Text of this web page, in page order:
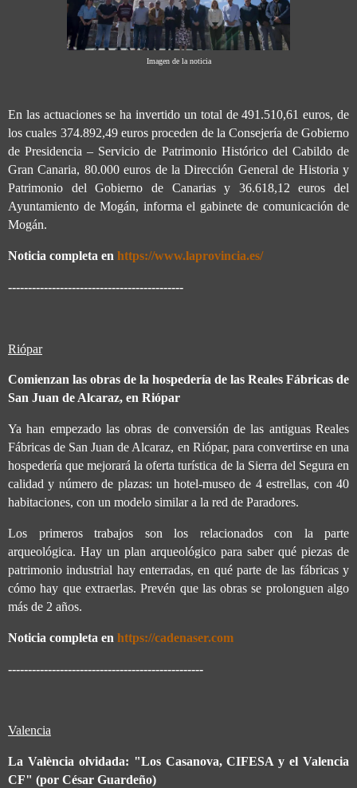
Imagen de la noticia
En las actuaciones se ha invertido un total de 491.510,61 euros, de
los cuales 374.892,49 euros proceden de la Consejería de Gobierno
de Presidencia – Servicio de Patrimonio Histórico del Cabildo de
Gran Canaria, 80.000 euros de la Dirección General de Historia y
Patrimonio del Gobierno de Canarias y 36.618,12 euros del
Ayuntamiento de Mogán, informa el gabinete de comunicación de
Mogán.
Noticia completa en https://www.laprovincia.es/
--------------------------------------------
Riópar
Comienzan las obras de la hospedería de las Reales Fábricas de
San Juan de Alcaraz, en Riópar
Ya han empezado las obras de conversión de las antiguas Reales
Fábricas de San Juan de Alcaraz, en Riópar, para convertirse en una
hospedería que mejorará la oferta turística de la Sierra del Segura en
calidad y número de plazas: un hotel-museo de 4 estrellas, con 40
habitaciones, con un modelo similar a la red de Paradores.
Los primeros trabajos son los relacionados con la parte
arqueológica. Hay un plan arqueológico para saber qué piezas de
patrimonio industrial hay enterradas, en qué parte de las fábricas y
cómo hay que extraerlas. Prevén que las obras se prolonguen algo
más de 2 años.
Noticia completa en https://cadenaser.com
-------------------------------------------------
Valencia
La València olvidada: "Los Casanova, CIFESA y el Valencia
CF" (por César Guardeño)